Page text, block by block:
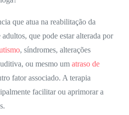
que atua na reabilitação da
que pode estar alterada por
, síndromes, alterações
ou mesmo umatraso de
fator associado. A terapia
facilitar ou aprimorar a